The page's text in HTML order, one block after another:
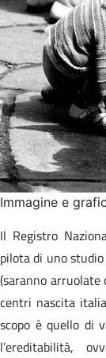
Immagine e
Il Registro
pilota di uno
(saranno arruolate
centri nascita
scopo è quello di
l’ereditabilità,